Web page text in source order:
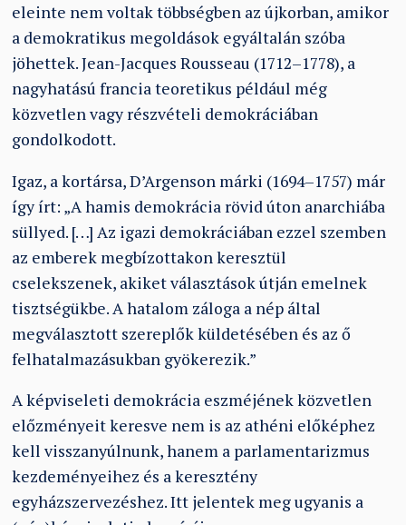
eleinte nem voltak többségben az újkorban, amikor
a demokratikus megoldások egyáltalán szóba
jöhettek. Jean-Jacques Rousseau (1712–1778), a
nagyhatású francia teoretikus például még
közvetlen vagy részvételi demokráciában
gondolkodott.
Igaz, a kortársa, D’Argenson márki (1694–1757) már
így írt: „A hamis demokrácia rövid úton anarchiába
süllyed. […] Az igazi demokráciában ezzel szemben
az emberek megbízottakon keresztül
cselekszenek, akiket választások útján emelnek
tisztségükbe. A hatalom záloga a nép által
megválasztott szereplők küldetésében és az ő
felhatalmazásukban gyökerezik.”
A képviseleti demokrácia eszméjének közvetlen
előzményeit keresve nem is az athéni előképhez
kell visszanyúlnunk, hanem a parlamentarizmus
kezdeményeihez és a keresztény
egyházszervezéshez. Itt jelentek meg ugyanis a